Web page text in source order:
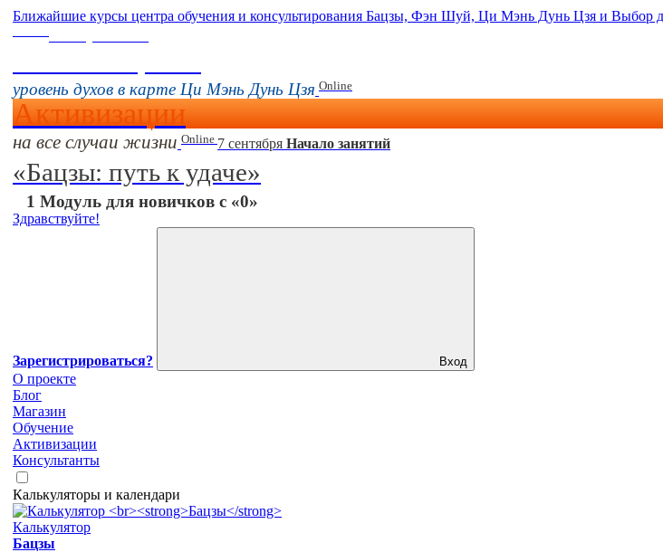
Ближайшие курсы центра обучения и консультирования Бацзы, Фэн Шуй, Ци Мэнь Дунь Цзя и Выбор
уровень духов в карте Ци Мэнь Дунь Цзя Online
Активизации
на все случаи жизни Online 7 сентября Начало занятий
«Бацзы: путь к удаче»
1 Модуль для новичков с «0»
Здравствуйте!
Зарегистрироваться? Вход
О проекте
Блог
Магазин
Обучение
Активизации
Консультанты
Калькуляторы и календари
Калькулятор
Бацзы